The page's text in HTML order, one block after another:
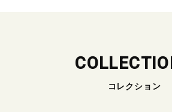
コレクション